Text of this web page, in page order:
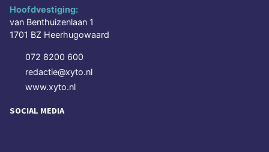
Hoofdvestiging:
van Benthuizenlaan 1
1701 BZ Heerhugowaard
072 8200 600
redactie@xyto.nl
www.xyto.nl
SOCIAL MEDIA